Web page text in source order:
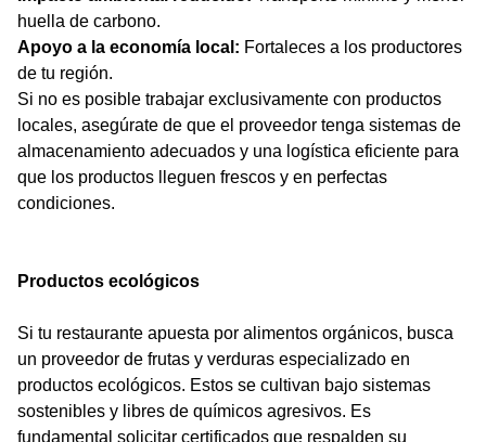
huella de carbono.
Apoyo a la economía local: Fortaleces a los productores
de tu región.
Si no es posible trabajar exclusivamente con productos
locales, asegúrate de que el proveedor tenga sistemas de
almacenamiento adecuados y una logística eficiente para
que los productos lleguen frescos y en perfectas
condiciones.
Productos ecológicos
Si tu restaurante apuesta por alimentos orgánicos, busca
un proveedor de frutas y verduras especializado en
productos ecológicos. Estos se cultivan bajo sistemas
sostenibles y libres de químicos agresivos. Es
fundamental solicitar certificados que respalden su